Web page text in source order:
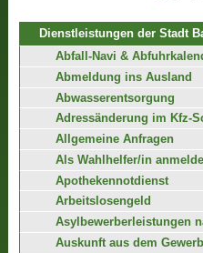
Dienstleistungen der Stadt
Abfall-Navi &
Abmeldung ins Ausland
Abwasserentsorgung
Adressänderung im Kfz-
Allgemeine Anfragen
Als Wahlhelfer/in
Apothekennotdienst
Arbeitslosengeld
Asylbewerberleistungen
Auskunft aus dem